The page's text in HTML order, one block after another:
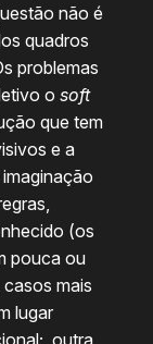
não é
quadros
problemas
o soft
que tem
e a
(os
pouca ou
mais
lugar
outra